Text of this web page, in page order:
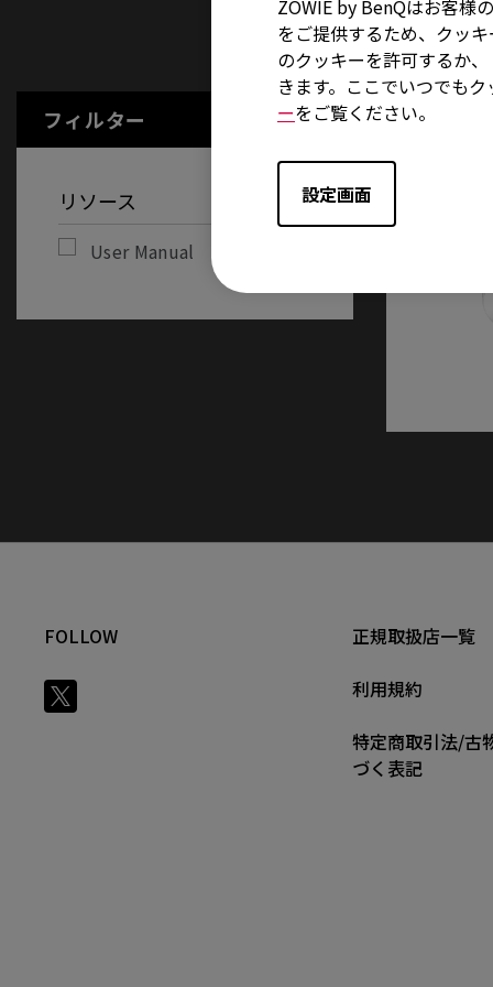
ZOWIE by BenQはお客様
をご提供するため、クッ
のクッキーを許可するか
きます。ここでいつでも
ーをご覧ください。
設定画面
フィルター 全てをクリアする
リソース
User Manual
User
FOLLOW
正規取扱店一覧
利用規約
特定商取引法/古
づく表記